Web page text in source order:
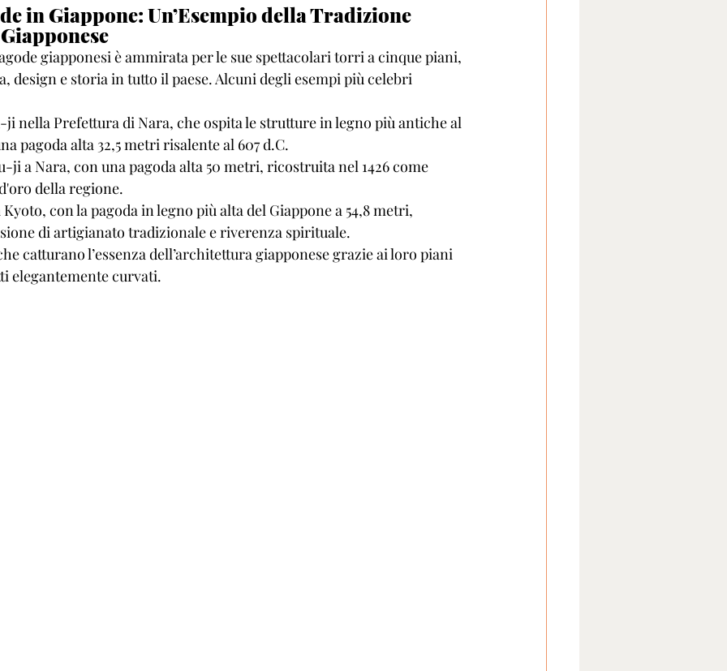
in Giappone: Un’Esempio della Tradizione
giapponesi è ammirata per le sue spettacolari torri a cinque piani,
design e storia in tutto il paese. Alcuni degli esempi più celebri
nella Prefettura di Nara, che ospita le strutture in legno più antiche al
pagoda alta 32,5 metri risalente al 607 d.C.
ji a Nara, con una pagoda alta 50 metri, ricostruita nel 1426 come
della regione.
con la pagoda in legno più alta del Giappone a 54,8 metri,
di artigianato tradizionale e riverenza spirituale.
catturano l’essenza dell’architettura giapponese grazie ai loro piani
elegantemente curvati.